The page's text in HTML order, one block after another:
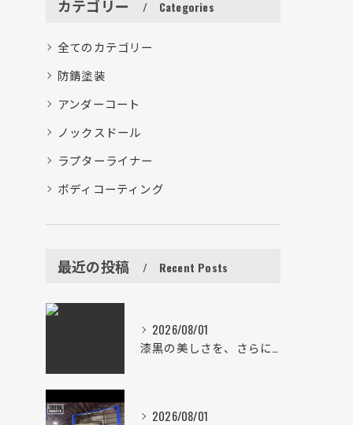
カテゴリー Categories
全てのカテゴリー
防錆塗装
アンダーコート
ノックスドール
ラプターライナー
ボディコーティング
最近の投稿 Recent Posts
2026/08/01
漆黒の美しさを、さらにその先へ。
2026/08/01